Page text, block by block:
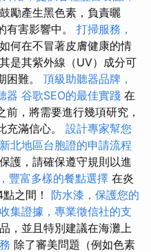
勵產生黑色素，負責曬
有害影響中。 打掃服務，
何在不冒著皮膚健康的情
是其紫外線（UV）成分可
困難。 頂級助聽器品牌，
器 谷歌SEO的最佳實踐 在
，將需要進行幾項研究，
充滿信心。 設計專家幫您
北地區台胞證的申請流程
護，請確保遵守規則以進
豐富多樣的餐點選擇 在炎
之間！ 防水漆，保護您的
集證據，專業徵信社的支
，並且特別建議在海灘上
除了審美問題（例如色素